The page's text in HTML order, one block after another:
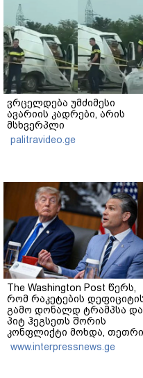
ვრცელდება უმძიმესი
ავარიის კადრები, არის
მსხვერპლი
palitravideo.ge
The Washington Post წერს,
რომ რაკეტების
გამო დონალდ ტრამპსა და
პიტ ჰეგსეთს შორის
კონფლიქტი მოხდა, თეთრი
სახლის პრესსპიკერმა კი
აღნიშნულ ინფორმაციას
www.interpressnews.ge